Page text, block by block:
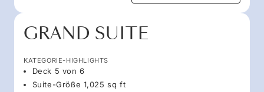
GRAND SUITE
KATEGORIE-HIGHLIGHTS
Deck 5 von 6
Suite-Größe 1,025 sq ft